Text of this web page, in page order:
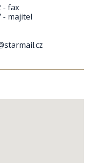
- fax
- majitel